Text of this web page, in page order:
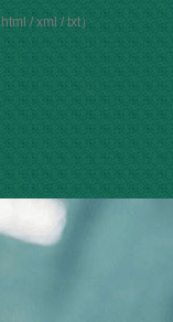
html / xml / txt）